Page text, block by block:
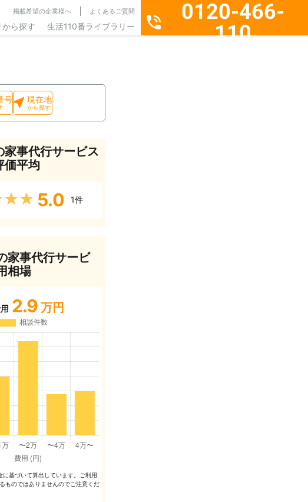
掲載希望の企業様へ よくあるご質問
から探す 生活110番ライブラリー
0120-466-
110
号 現在地
から探す
家事代行サービス
価平均
5.0 1件
家事代行サービ
相場
2.9 万円
に基づいて算出しています。ご利⽤
ものではありませんのでご注意くだ